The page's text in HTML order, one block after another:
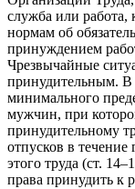
служба или работа,
нормам об
принуждением
Чрезвычайные
принудительным.
минимального
мужчин, при
принудительному
отпусков в течение
этого труда (ст.
права принудить к